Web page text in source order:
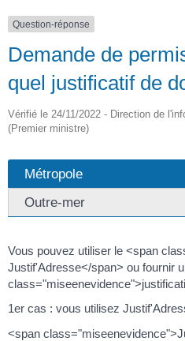
Question-réponse
Demande de
quel justificatif de
Vérifié le 24/11/2022 - Direction de
(Premier ministre)
Métropole
Outre-mer
Vous pouvez utiliser le <span
Justif'Adresse</span> ou fournir
1er cas : vous utilisez
<span